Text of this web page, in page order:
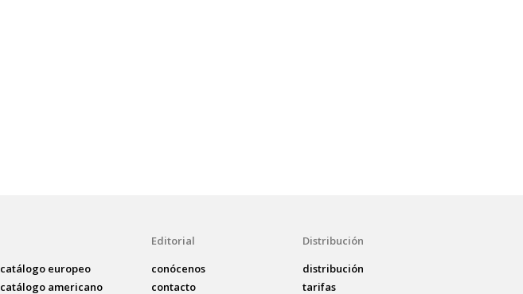
catálogo europeo
catálogo americano
Editorial
conócenos
contacto
Distribución
distribución
tarifas